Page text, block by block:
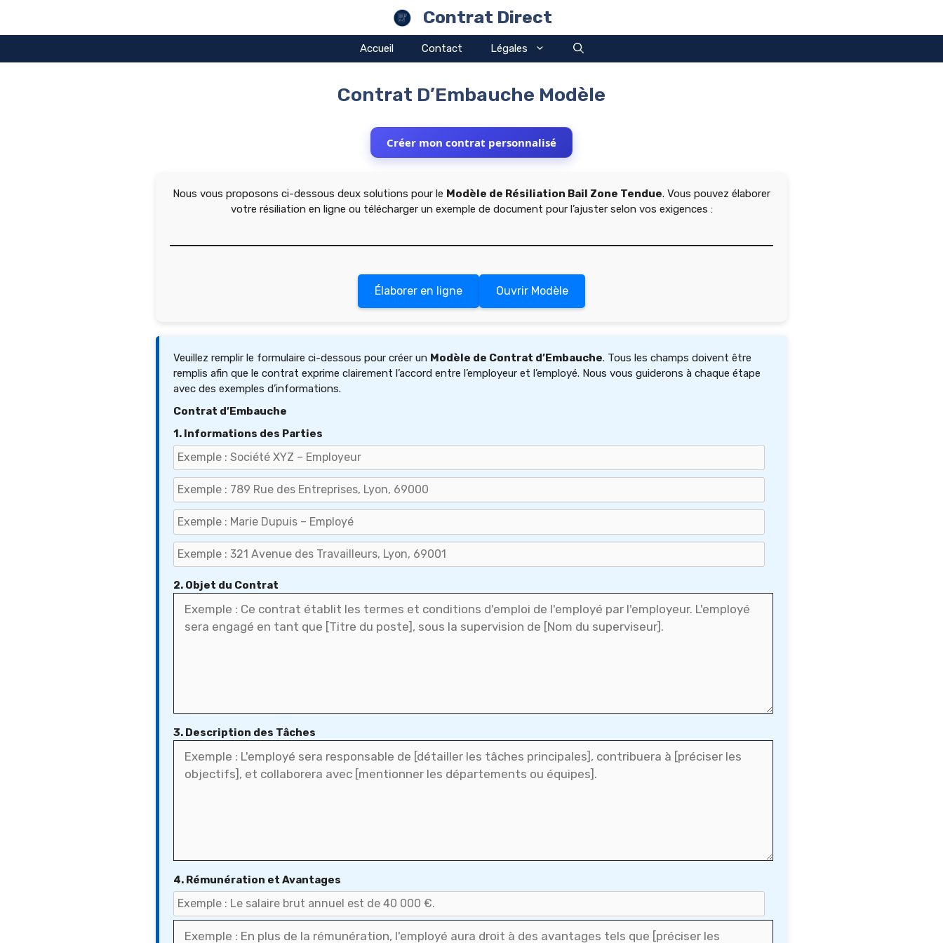
contenu
Contrat Direct
Accueil Contact Légales
Contrat D’Embauche Modèle
Créer mon contrat personnalisé
Nous vous proposons ci-dessous deux solutions pour le Modèle de Résiliation Bail Zone Tendue. Vous pouvez élaborer
votre résiliation en ligne ou télécharger un exemple de document pour l’ajuster selon vos exigences :
Élaborer en ligne Ouvrir Modèle
Veuillez remplir le formulaire ci-dessous pour créer un Modèle de Contrat d’Embauche. Tous les champs doivent être
remplis afin que le contrat exprime clairement l’accord entre l’employeur et l’employé. Nous vous guiderons à chaque étape
avec des exemples d’informations.
Contrat d’Embauche
1. Informations des Parties
2. Objet du Contrat
3. Description des Tâches
4. Rémunération et Avantages